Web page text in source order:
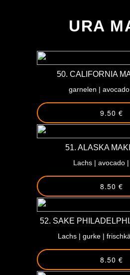
URA
50. CALIFORNIA
garnelen |
9.50 €
51. ALASKA
Lachs | avocado
8.50 €
52. SAKE
Lachs | gurke |
8.50 €